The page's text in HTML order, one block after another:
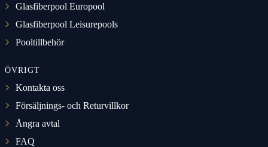
Glasfiberpool Europool
Glasfiberpool Leisurepools
Pooltillbehör
ÖVRIGT
Kontakta oss
Försäljnings- och Returvillkor
Ångra avtal
FAQ